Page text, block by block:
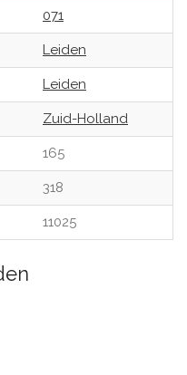
071
Leiden
Leiden
Zuid-Holland
165
318
11025